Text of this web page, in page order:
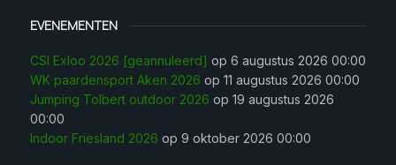
EVENEMENTEN
CSI Exloo 2026 [geannuleerd] op 6 augustus 2026 00:00
WK paardensport Aken 2026 op 11 augustus 2026 00:00
Jumping Tolbert outdoor 2026 op 19 augustus 2026
00:00
Indoor Friesland 2026 op 9 oktober 2026 00:00